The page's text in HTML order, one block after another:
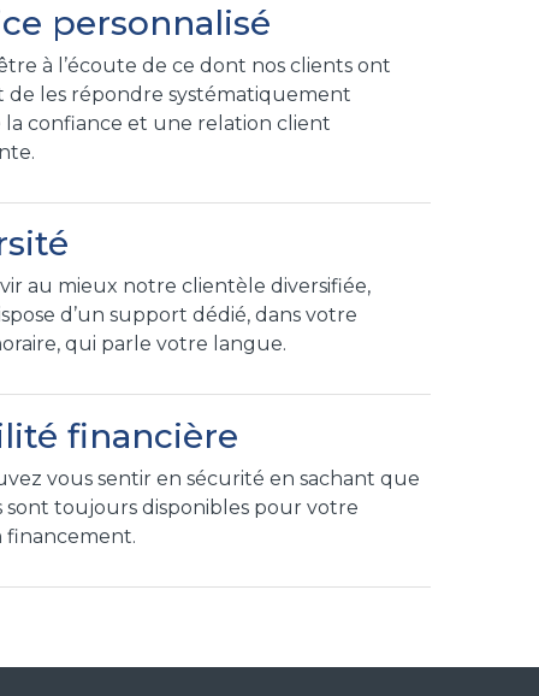
personnalisé
à l’écoute de ce dont nos clients ont
de les répondre systématiquement
la confiance et une relation client
au mieux notre clientèle diversifiée,
d’un support dédié, dans votre
qui parle votre langue.
financière
vous sentir en sécurité en sachant que
sont toujours disponibles pour votre
financement.